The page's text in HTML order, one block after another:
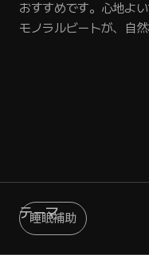
おすすめです。心地よ
モノラルビートが、自
テーマ
睡眠補助